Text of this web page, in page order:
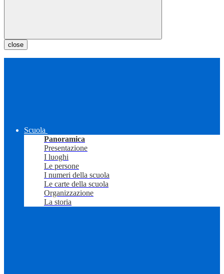
close
Scuola
Panoramica
Presentazione
I luoghi
Le persone
I numeri della scuola
Le carte della scuola
Organizzazione
La storia